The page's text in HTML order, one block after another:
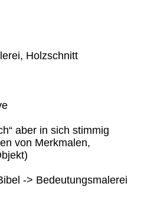
Holzschnitt
aber in sich stimmig
von Merkmalen,
-> Bedeutungsmalerei